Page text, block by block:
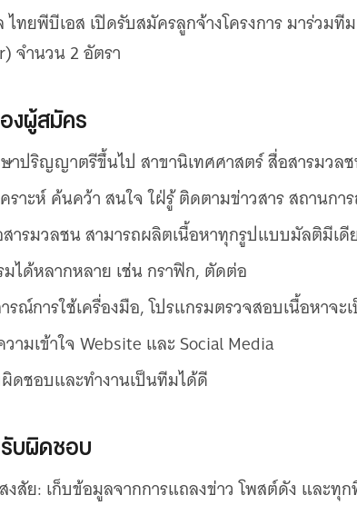
ทยพีบีเอส เปิดรับสมัครลูกจ้างโครงการ มาร่วม
จำนวน 2 อัตรา
งผู้สมัคร
าปริญญาตรีขึ้นไป สาขานิเทศศาสตร์ สื่อสารมวล
ราะห์ ค้นคว้า สนใจ ใฝ่รู้ ติดตามข่าวสาร สถานกา
ารมวลชน สามารถผลิตเนื้อหาทุกรูปแบบมัลติมีเดี
มได้หลากหลาย เช่น กราฟิก, ตัดต่อ
รณ์การใช้เครื่องมือ, โปรแกรมตรวจสอบเนื้อหาจะ
ามเข้าใจ Website และ Social Media
ดชอบและทำงานเป็นทีมได้ดี
บผิดชอบ
งสัย: เก็บข้อมูลจากการแถลงข่าว โพสต์ดัง และทุ